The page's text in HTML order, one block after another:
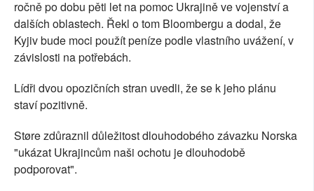
ročně po dobu pěti let na pomoc Ukrajině ve vojenství a
dalších oblastech. Řekl o tom Bloombergu a dodal, že
Kyjiv bude moci použít peníze podle vlastního uvážení, v
závislosti na potřebách.
Lídři dvou opozičních stran uvedli, že se k jeho plánu
staví pozitivně.
Støre zdůraznil důležitost dlouhodobého závazku Norska
"ukázat Ukrajincům naši ochotu je dlouhodobě
podporovat".